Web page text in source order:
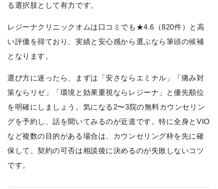
る選択肢として有力です。
レジーナクリニックオムは口コミでも★4.6（820件）と高
い評価を得ており、実績と安心感から選ぶなら筆頭の候補
となります。
選び方に迷ったら、まずは「安さならエミナル」「痛み対
策ならリゼ」「環境と効果重視ならレジーナ」と優先順位
を明確にしましょう。気になる2〜3院の無料カウンセリン
グを予約し、話を聞いてみるのが近道です。特に全身とVIO
など複数の目的がある場合は、カウンセリング枠を先に確
保して、契約の可否は相談後に決めるのが失敗しないコツ
です。